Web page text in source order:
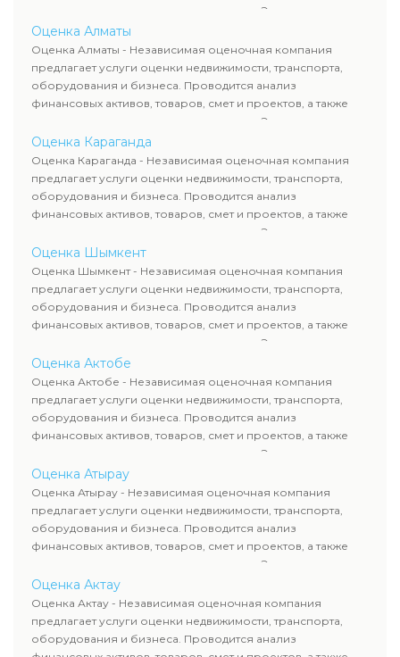
оценка животных и недропользования. Эксперты
определяют рыночную стоимость имущества и
рассчитывают ущерб. Все отчеты соответствуют
требованиям законодательства и используются для
сделок, кредитования и судебных процессов.
Оценка Алматы
Оценка Алматы - Независимая оценочная компания
предлагает услуги оценки недвижимости, транспорта,
оборудования и бизнеса. Проводится анализ
финансовых активов, товаров, смет и проектов, а также
оценка животных и недропользования. Эксперты
определяют рыночную стоимость имущества и
рассчитывают ущерб. Все отчеты соответствуют
требованиям законодательства и используются для
сделок, кредитования и судебных процессов.
Оценка Караганда
Оценка Караганда - Независимая оценочная компания
предлагает услуги оценки недвижимости, транспорта,
оборудования и бизнеса. Проводится анализ
финансовых активов, товаров, смет и проектов, а также
оценка животных и недропользования. Эксперты
определяют рыночную стоимость имущества и
рассчитывают ущерб. Все отчеты соответствуют
требованиям законодательства и используются для
сделок, кредитования и судебных процессов.
Оценка Шымкент
Оценка Шымкент - Независимая оценочная компания
предлагает услуги оценки недвижимости, транспорта,
оборудования и бизнеса. Проводится анализ
финансовых активов, товаров, смет и проектов, а также
оценка животных и недропользования. Эксперты
определяют рыночную стоимость имущества и
рассчитывают ущерб. Все отчеты соответствуют
требованиям законодательства и используются для
сделок, кредитования и судебных процессов.
Оценка Актобе
Оценка Актобе - Независимая оценочная компания
предлагает услуги оценки недвижимости, транспорта,
оборудования и бизнеса. Проводится анализ
финансовых активов, товаров, смет и проектов, а также
оценка животных и недропользования. Эксперты
определяют рыночную стоимость имущества и
рассчитывают ущерб. Все отчеты соответствуют
требованиям законодательства и используются для
сделок, кредитования и судебных процессов.
Оценка Атырау
Оценка Атырау - Независимая оценочная компания
предлагает услуги оценки недвижимости, транспорта,
оборудования и бизнеса. Проводится анализ
финансовых активов, товаров, смет и проектов, а также
оценка животных и недропользования. Эксперты
определяют рыночную стоимость имущества и
рассчитывают ущерб. Все отчеты соответствуют
требованиям законодательства и используются для
сделок, кредитования и судебных процессов.
Оценка Актау
Оценка Актау - Независимая оценочная компания
предлагает услуги оценки недвижимости, транспорта,
оборудования и бизнеса. Проводится анализ